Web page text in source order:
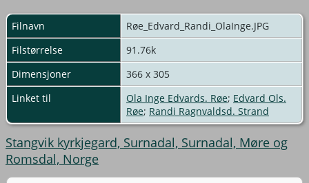
Filnavn
Røe_Edvard_Randi_OlaInge.JPG
Filstørrelse
91.76k
Dimensjoner
366 x 305
Linket til
Ola Inge Edvards. Røe; Edvard Ols.
Røe; Randi Ragnvaldsd. Strand
Stangvik kyrkjegard, Surnadal, Surnadal, Møre og
Romsdal, Norge